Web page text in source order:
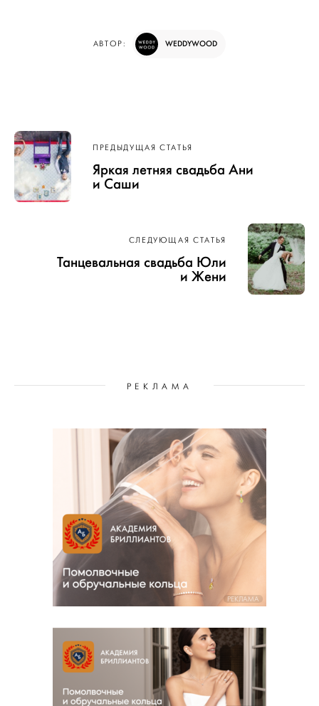
АВТОР: WEDDYWOOD
Навигация
по записям
ПРЕДЫДУЩАЯ СТАТЬЯ
Яркая летняя свадьба Ани
и Саши
СЛЕДУЮЩАЯ СТАТЬЯ
Танцевальная свадьба Юли
и Жени
РЕКЛАМА
РЕКЛАМА